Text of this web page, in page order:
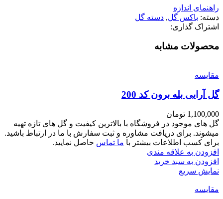
راهنمای اندازه
دسته: باکس گل, دسته گل
اشتراک گذاری:
محصولات مشابه
مقايسه
گل آرایی بله برون کد 200
1,100,000 تومان
گل های موجود در فروشگاه با بالاترین کیفیت و گل های تازه تهیه
میشوند. برای دریافت مشاوره و ثبت سفارش با ما در ارتباط باشید.
برای کسب اطلاعات بیشتر با ما تماس حاصل نمایید.
افزودن به علاقه مندی
افزودن به سبد خرید
نمایش سریع
مقايسه